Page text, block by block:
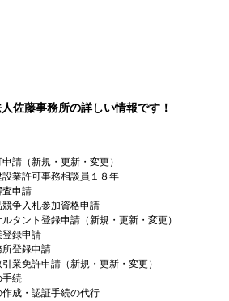
佐藤事務所の詳しい情報です！
申請（新規・更新・変更）
業許可事務相談員１８年
査申請
競争入札参加資格申請
ルタント登録申請（新規・更新・変更）
登録申請
所登録申請
引業免許申請（新規・更新・変更）
手続
作成・認証手続の代行